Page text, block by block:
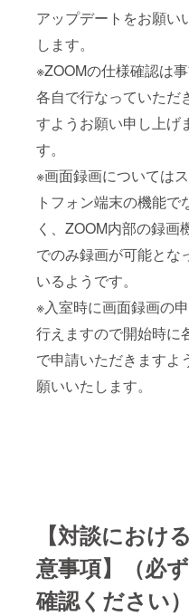
アップデートをお願い
します。
※ZOOMの仕様確認は
各自で行なっていただ
すようお願い申し上げ
す。
※画面録画については
トフォン端末の機能で
く、ZOOM内部の録画
でのみ録画が可能とな
いるようです。
※入室時に画面録画の
行えますので開始時に
で申請いただきますよ
願いいたします。
【対談におけ
意事項】（必
確認ください）